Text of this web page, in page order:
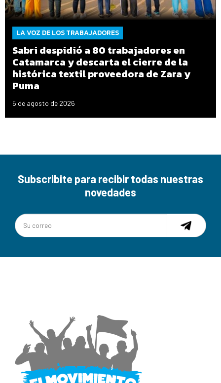
LA VOZ DE LOS TRABAJADORES
Sabri despidió a 80 trabajadores en
Catamarca y descarta el cierre de la
histórica textil proveedora de Zara y
Puma
5 de agosto de 2026
Subscribite para recibir todas nuestras
novedades